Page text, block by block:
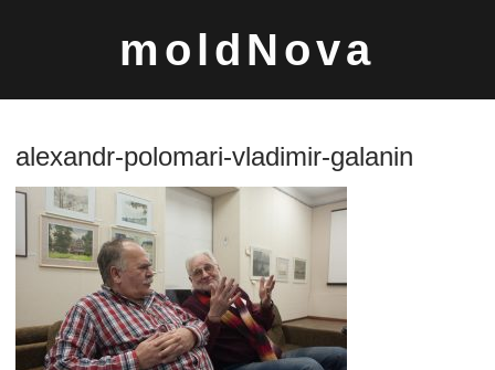
moldNova
Caută
după:
alexandr-polomari-vladimir-galanin